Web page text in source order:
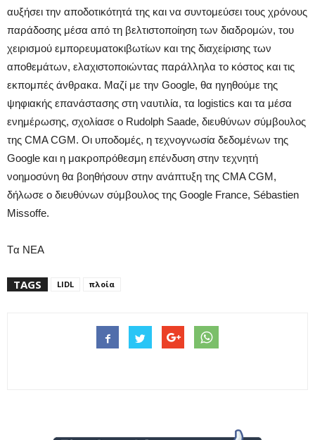
αυξήσει την αποδοτικότητά της και να συντομεύσει τους χρόνους
παράδοσης μέσα από τη βελτιστοποίηση των διαδρομών, του
χειρισμού εμπορευματοκιβωτίων και της διαχείρισης των
αποθεμάτων, ελαχιστοποιώντας παράλληλα το κόστος και τις
εκπομπές άνθρακα. Μαζί με την Google, θα ηγηθούμε της
ψηφιακής επανάστασης στη ναυτιλία, τα logistics και τα μέσα
ενημέρωσης, σχολίασε ο Rudolph Saade, διευθύνων σύμβουλος
της CMA CGM. Οι υποδομές, η τεχνογνωσία δεδομένων της
Google και η μακροπρόθεσμη επένδυση στην τεχνητή
νοημοσύνη θα βοηθήσουν στην ανάπτυξη της CMA CGM,
δήλωσε ο διευθύνων σύμβουλος της Google France, Sébastien
Missoffe.
Tα ΝΕΑ
TAGS LIDL πλοία